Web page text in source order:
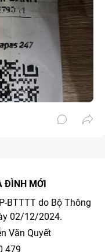
ĐÌNH MỚI
BTTTT do Bộ Thông
02/12/2024.
Văn Quyết
479